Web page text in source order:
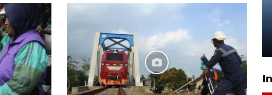
Kabag Keuangan DPRD
Ponorogo tersangka korupsi
tunjangan perumahan
5 Agustus 2026 04:35